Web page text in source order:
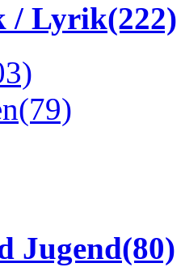
/ Lyrik(222)
(79)
Jugend(80)